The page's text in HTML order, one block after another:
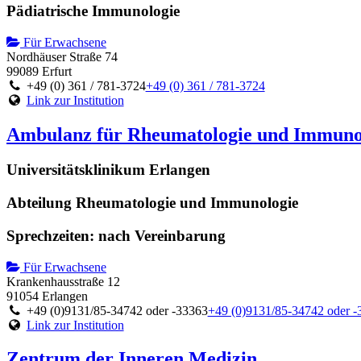
Pädiatrische Immunologie
Für Erwachsene
Nordhäuser Straße 74
99089 Erfurt
+49 (0) 361 / 781-3724+49 (0) 361 / 781-3724
Link zur Institution
Ambulanz für Rheumatologie und
Universitätsklinikum Erlangen
Abteilung Rheumatologie und Immunologie
Sprechzeiten: nach Vereinbarung
Für Erwachsene
Krankenhausstraße 12
91054 Erlangen
+49 (0)9131/85-34742 oder -33363+49 (0)9131/85-34742 oder -
Link zur Institution